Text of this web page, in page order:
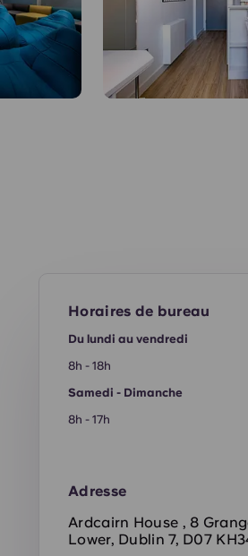
Horaires de bureau
Du lundi au vendredi
8h - 18h
Samedi - Dimanche
8h - 17h
Adresse
Ardcairn House , 8
Lower, Dublin 7, D07